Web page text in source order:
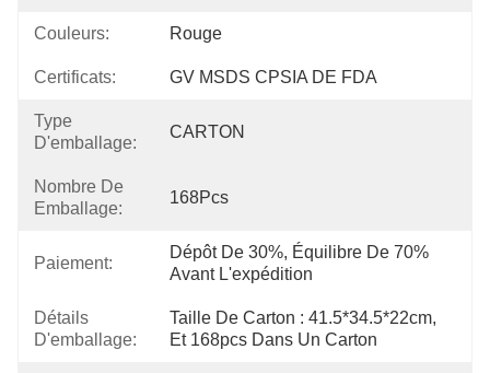
Couleurs: Rouge
Certificats: GV MSDS CPSIA DE FDA
Type
D'emballage:
CARTON
Nombre De
Emballage:
168Pcs
Paiement:
Dépôt De 30%, Équilibre De 70%
Avant L'expédition
Détails
D'emballage:
Taille De Carton : 41.5*34.5*22cm,
Et 168pcs Dans Un Carton